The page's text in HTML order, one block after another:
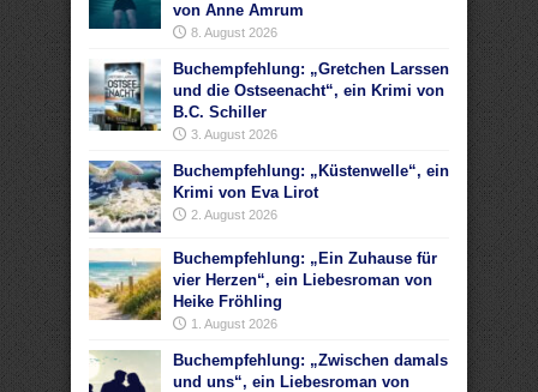
von Anne Amrum
8. August 2026
Buchempfehlung: „Gretchen Larssen
und die Ostseenacht“, ein Krimi von
B.C. Schiller
3. August 2026
Buchempfehlung: „Küstenwelle“, ein
Krimi von Eva Lirot
2. August 2026
Buchempfehlung: „Ein Zuhause für
vier Herzen“, ein Liebesroman von
Heike Fröhling
1. August 2026
Buchempfehlung: „Zwischen damals
und uns“, ein Liebesroman von